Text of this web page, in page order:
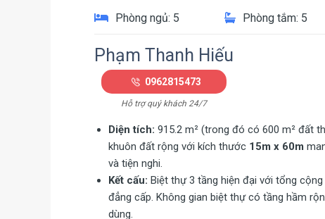
Phòng ngủ: 5 Phòng tắm: 5
Phạm Thanh Hiếu
0962815473
Hỗ trợ quý khách 24/7
Diện tích: 915.2 m² (trong đó có 600 m² đất
khuôn đất rộng với kích thước 15m x 60m
và tiện nghi.
Kết cấu: Biệt thự 3 tầng hiện đại với tổng cộng
đẳng cấp. Không gian biệt thự có tầng hầm
dùng.